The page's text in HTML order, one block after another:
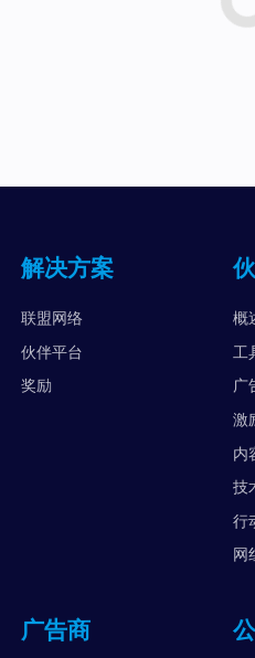
解决方案
联盟网络
伙伴平台
奖励
概
工
广
激
内
技
行
网
广告商